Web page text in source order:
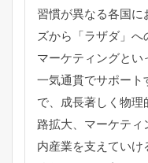
習慣が異なる各国に
ズから
「ラザダ」へ
マーケティングと
一気通貫でサポート
で、 成長著しく物理
路拡大、 マーケティ
内産業を支えていけ